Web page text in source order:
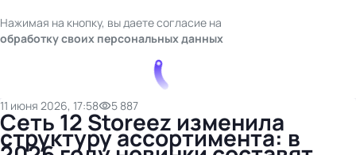
Нажимая на кнопку, вы даете согласие на
обработку своих персональных данных
11 июня 2026, 17:58 5 887
Сеть 12 Storeez изменила
структуру ассортимента: в